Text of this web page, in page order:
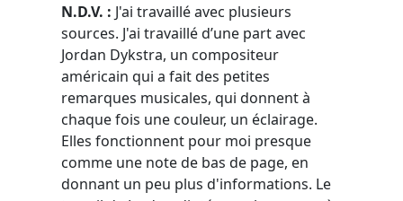
N.D.V. : J'ai travaillé avec plusieurs
sources. J'ai travaillé d’une part avec
Jordan Dykstra, un compositeur
américain qui a fait des petites
remarques musicales, qui donnent à
chaque fois une couleur, un éclairage.
Elles fonctionnent pour moi presque
comme une note de bas de page, en
donnant un peu plus d'informations. Le